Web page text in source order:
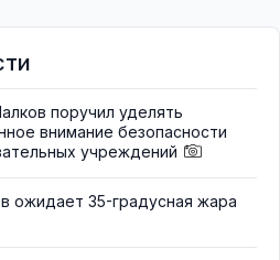
поручил уделять
внимание безопасности
учреждений
ожидает 35-градусная жара